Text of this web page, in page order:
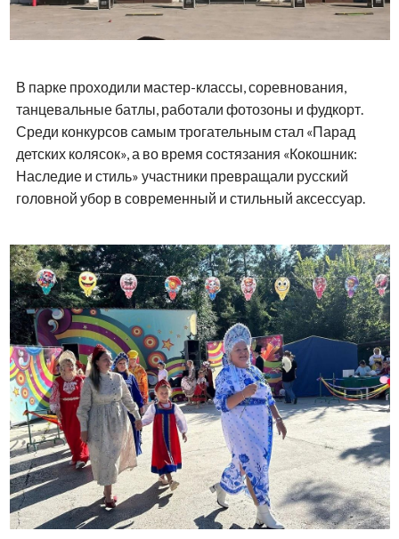
В парке проходили мастер-классы, соревнования,
танцевальные батлы, работали фотозоны и фудкорт.
Среди конкурсов самым трогательным стал «Парад
детских колясок», а во время состязания «Кокошник:
Наследие и стиль» участники превращали русский
головной убор в современный и стильный аксессуар.